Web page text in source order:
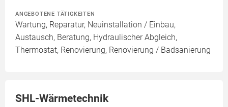
ANGEBOTENE TÄTIGKEITEN
Wartung, Reparatur, Neuinstallation / Einbau,
Austausch, Beratung, Hydraulischer Abgleich,
Thermostat, Renovierung, Renovierung / Badsanierung
SHL-Wärmetechnik